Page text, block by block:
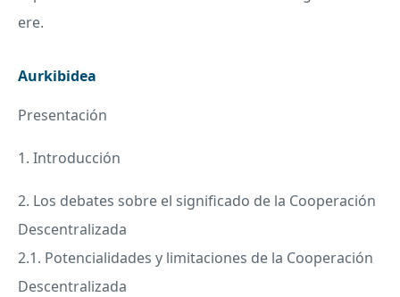
ere.
Aurkibidea
Presentación
1. Introducción
2. Los debates sobre el significado de la Cooperación
Descentralizada
2.1. Potencialidades y limitaciones de la Cooperación
Descentralizada